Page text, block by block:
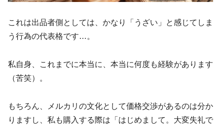
これは出品者側としては、かなり「うざい」と感じてしま
う行為の代表格です…。
私自身、これまでに本当に、本当に何度も経験があります
（苦笑）。
もちろん、メルカリの文化として価格交渉があるのは分か
りますし、私も購入する際は「はじめまして。大変失礼で